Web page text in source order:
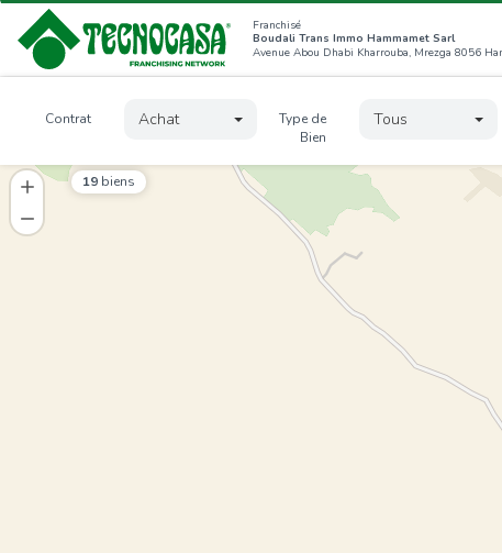
Franchisé
Boudali Trans Immo Hammamet Sarl
Contrat Achat
Type de
Bien
Tous
19 biens